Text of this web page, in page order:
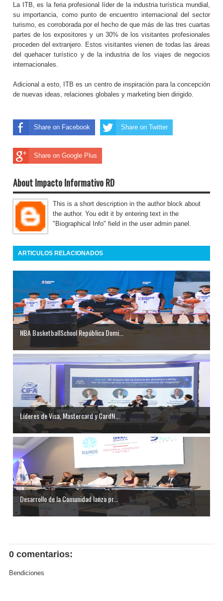
La ITB, es la feria profesional líder de la industria turística mundial,
su importancia, como punto de encuentro internacional del sector
turismo, es corroborada por el hecho de que más de las tres cuartas
partes de los expositores y un 30% de los visitantes profesionales
proceden del extranjero. Estos visitantes vienen de todas las áreas
del quehacer turístico y de la industria de los viajes de negocios
internacionales.
Adicional a esto, ITB es un centro de inspiración para la concepción
de nuevas ideas, relaciones globales y marketing bien dirigido.
Share on Facebook Share on Twitter
Share on Google Plus
About Impacto Informativo RD
This is a short description in the author block about
the author. You edit it by entering text in the
"Biographical Info" field in the user admin panel.
ARTICULOS RELACIONADOS
NBA BasketballSchool República Domi...
Líderes de Visa, Mastercard y CardN...
Desarrollo de la Comunidad lanza pr...
0 comentarios:
Bendiciones